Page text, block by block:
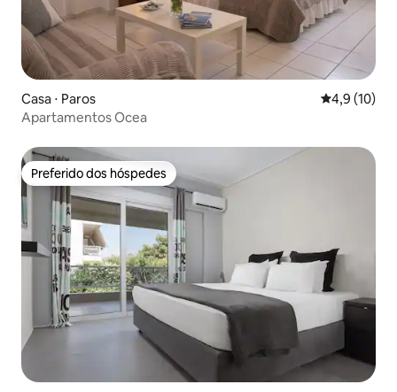
Casa ⋅ Paros 4,9 de uma
4,9 (10)
Apartamentos Ocea
Preferido dos hóspedes
Preferido dos hóspedes